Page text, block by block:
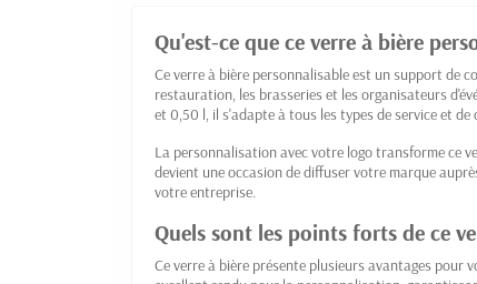
Qu'est-ce que ce verre à bière
Ce verre à bière personnalisable est un support de
restauration, les brasseries et les organisateurs
et 0,50 l, il s'adapte à tous les types de service et de
La personnalisation avec votre logo transforme ce
devient une occasion de diffuser votre marque
votre entreprise.
Quels sont les points forts de ce
Ce verre à bière présente plusieurs avantages pour